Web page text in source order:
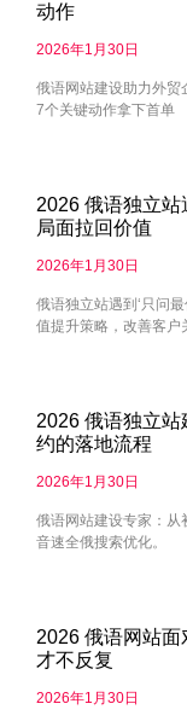
动作
2026年1月30日
俄语网站建设助力外贸
7个关键动作拿下首单
2026 俄语独立站
局面拉回价值
2026年1月30日
俄语独立站遇到‘只问
值提升策略，改善客户
2026 俄语独立
约的落地流程
2026年1月30日
俄语网站建设专家：从
音速全俄搜索优化。
2026 俄语网站
才不反复
2026年1月30日